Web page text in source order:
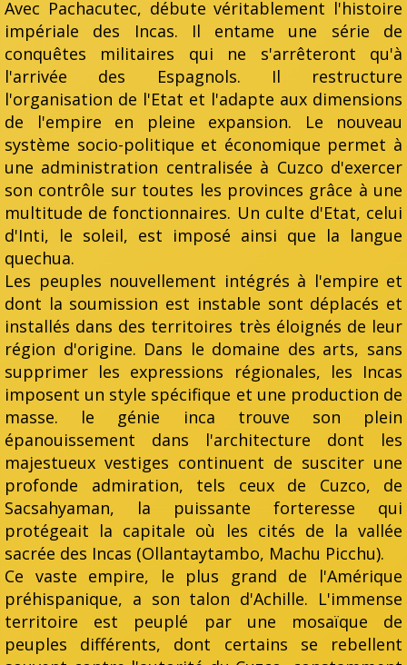
Avec Pachacutec, débute véritablement l'histoire
impériale des Incas. Il entame une série de
conquêtes militaires qui ne s'arrêteront qu'à
l'arrivée des Espagnols. Il restructure
l'organisation de l'Etat et l'adapte aux dimensions
de l'empire en pleine expansion. Le nouveau
système socio-politique et économique permet à
une administration centralisée à Cuzco d'exercer
son contrôle sur toutes les provinces grâce à une
multitude de fonctionnaires. Un culte d'Etat, celui
d'Inti, le soleil, est imposé ainsi que la langue
quechua.
Les peuples nouvellement intégrés à l'empire et
dont la soumission est instable sont déplacés et
installés dans des territoires très éloignés de leur
région d'origine. Dans le domaine des arts, sans
supprimer les expressions régionales, les Incas
imposent un style spécifique et une production de
masse. le génie inca trouve son plein
épanouissement dans l'architecture dont les
majestueux vestiges continuent de susciter une
profonde admiration, tels ceux de Cuzco, de
Sacsahyaman, la puissante forteresse qui
protégeait la capitale où les cités de la vallée
sacrée des Incas (Ollantaytambo, Machu Picchu).
Ce vaste empire, le plus grand de l'Amérique
préhispanique, a son talon d'Achille. L'immense
territoire est peuplé par une mosaïque de
peuples différents, dont certains se rebellent